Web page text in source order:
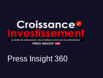
Press Insight 360